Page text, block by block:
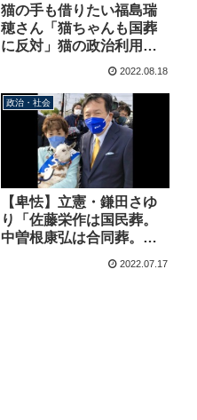
猫の手も借りたい福島瑞
穂さん「猫ちゃんも国葬
に反対」猫の政治利用動
2022.08.18
政治・社会
【卑怯】立憲・鎌田さゆ
り「佐藤栄作は国民葬。
中曽根康弘は合同葬。い
る」吉田茂の国葬を無か
2022.07.17